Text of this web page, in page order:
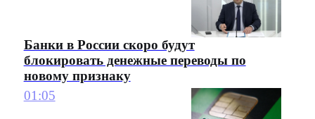
Банки в России скоро будут
блокировать денежные переводы по
новому признаку
01:05